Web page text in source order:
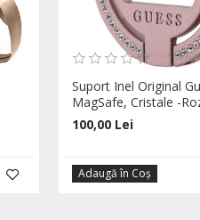
Suport Inel Original
MagSafe, Cristale -
100,00 Lei
Adaugă în Coş